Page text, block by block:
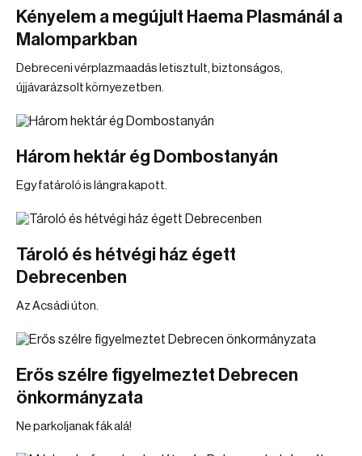
Kényelem a megújult Haema Plasmánál a
Malomparkban
Debreceni vérplazmaadás letisztult, biztonságos,
újjávarázsolt környezetben.
Három hektár ég Dombostanyán
Egy fatároló is lángra kapott.
Tároló és hétvégi ház égett
Debrecenben
Az Acsádi úton.
Erős szélre figyelmeztet Debrecen
önkormányzata
Ne parkoljanak fák alá!